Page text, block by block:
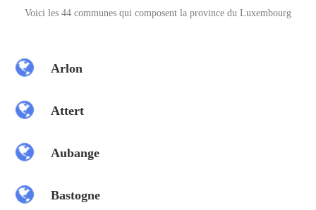
Voici les 44 communes qui composent la province du Luxembourg
Arlon
Attert
Aubange
Bastogne